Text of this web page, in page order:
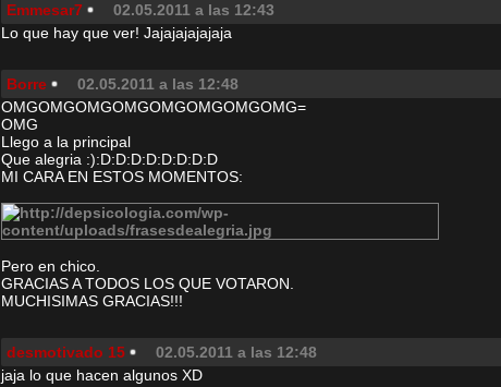
Emmesar7 02.05.2011 a las 12:43
Lo que hay que ver! Jajajajajajaja
Borre 02.05.2011 a las 12:48
OMGOMGOMGOMGOMGOMGOMGOMG=
OMG
Llego a la principal
Que alegria :):D:D:D:D:D:D:D:D
MI CARA EN ESTOS MOMENTOS:
Pero en chico.
GRACIAS A TODOS LOS QUE VOTARON.
MUCHISIMAS GRACIAS!!!
desmotivado 15 02.05.2011 a las 12:48
jaja lo que hacen algunos XD